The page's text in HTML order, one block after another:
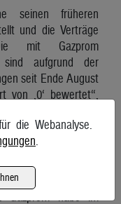
seinen früheren
und die Verträge
mit Gazprom
sind aufgrund der
seit Ende August
von ‚0‘ bewertet“,
in
Lieferstopps
mehr als 14 Mrd.
könnten auch die
die Webanalyse.
.